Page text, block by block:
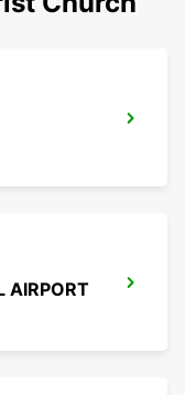
AIRPORT